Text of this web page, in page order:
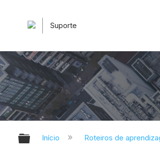
Suporte
Expandir/recolher
Início Roteiros de